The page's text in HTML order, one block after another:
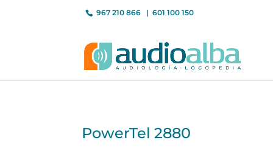
967 210 866 601 100 150
PowerTel 2880